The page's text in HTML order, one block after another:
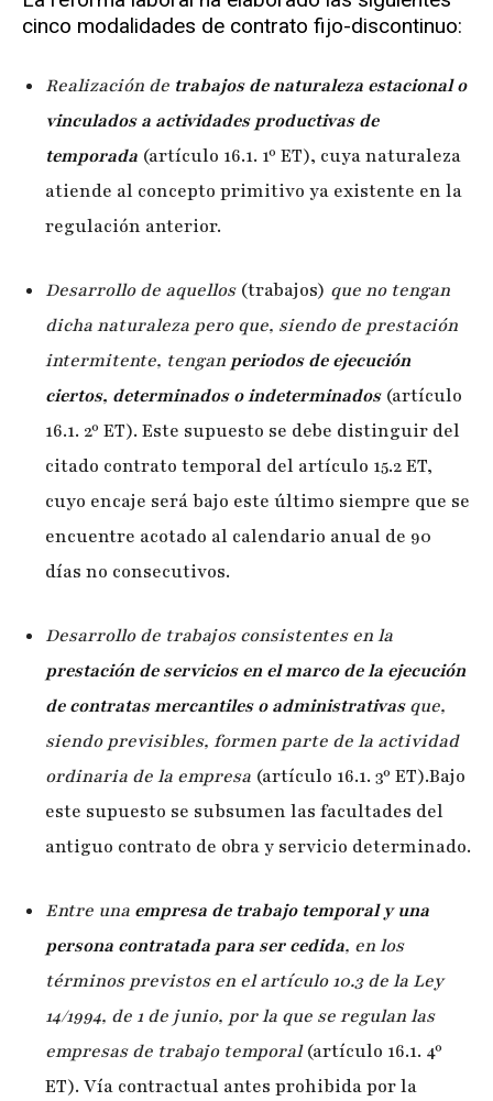
cinco modalidades de contrato fijo-discontinuo:
Realización de trabajos de naturaleza estacional o
vinculados a actividades productivas de
temporada (artículo 16.1. 1º ET), cuya naturaleza
atiende al concepto primitivo ya existente en la
regulación anterior.
Desarrollo de aquellos (trabajos) que no tengan
dicha naturaleza pero que, siendo de prestación
intermitente, tengan periodos de ejecución
ciertos, determinados o indeterminados (artículo
16.1. 2º ET). Este supuesto se debe distinguir del
citado contrato temporal del artículo 15.2 ET,
cuyo encaje será bajo este último siempre que se
encuentre acotado al calendario anual de 90
días no consecutivos.
Desarrollo de trabajos consistentes en la
prestación de servicios en el marco de la ejecución
de contratas mercantiles o administrativasque,
siendo previsibles, formen parte de la actividad
ordinaria de la empresa (artículo 16.1. 3º ET).Bajo
este supuesto se subsumen las facultades del
antiguo contrato de obra y servicio determinado.
Entre una empresa de trabajo temporal y una
persona contratada para ser cedida, en los
términos previstos en el artículo 10.3 de la Ley
14/1994, de 1 de junio, por la que se regulan las
empresas de trabajo temporal(artículo 16.1. 4º
ET). Vía contractual antes prohibida por la